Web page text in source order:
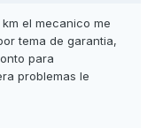
el mecanico me
tema de garantia,
para
problemas le